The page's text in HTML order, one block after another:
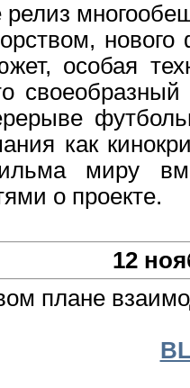
особая
своеобразный
как
миру
о проекте.
12
плане